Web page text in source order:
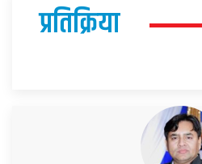
प्रतिक्रिया